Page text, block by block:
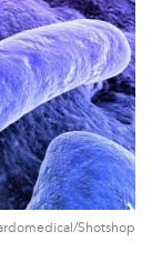
Shotshop